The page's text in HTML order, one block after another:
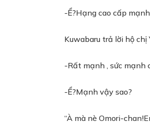
-Ể?Hạng cao cấp
Kuwabaru trả lời hộ chị
-Rất mạnh , sức mạnh
-Ể?Mạnh vậy sao?
“À mà nè Omori-